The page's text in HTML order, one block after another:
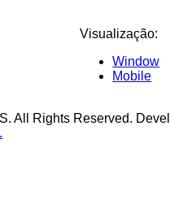
Visualização:
Window
Mobile
All Rights Reserved.